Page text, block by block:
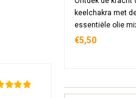
keelchakra met
essentiële olie
Aromafume.
authenticiteit en
€5,50